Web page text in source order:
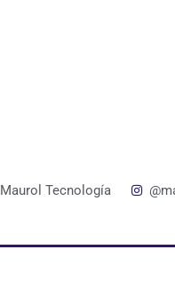
Maurol Tecnología